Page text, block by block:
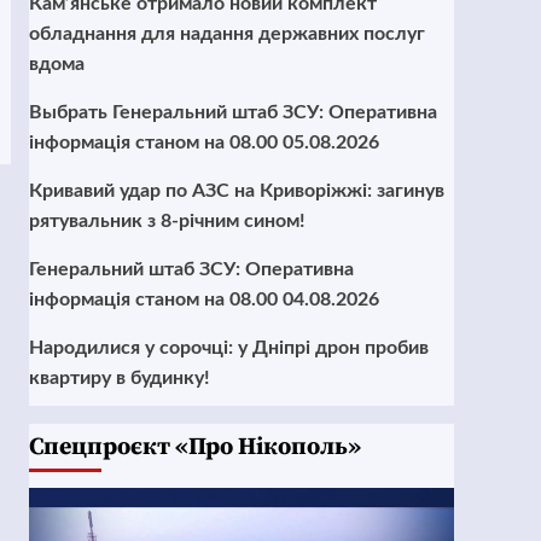
Кам’янське отримало новий комплект
обладнання для надання державних послуг
вдома
Выбрать Генеральний штаб ЗСУ: Оперативна
інформація станом на 08.00 05.08.2026
Кривавий удар по АЗС на Криворіжжі: загинув
рятувальник з 8-річним сином!
Генеральний штаб ЗСУ: Оперативна
інформація станом на 08.00 04.08.2026
Народилися у сорочці: у Дніпрі дрон пробив
квартиру в будинку!
Cпецпроєкт «Про Нікополь»